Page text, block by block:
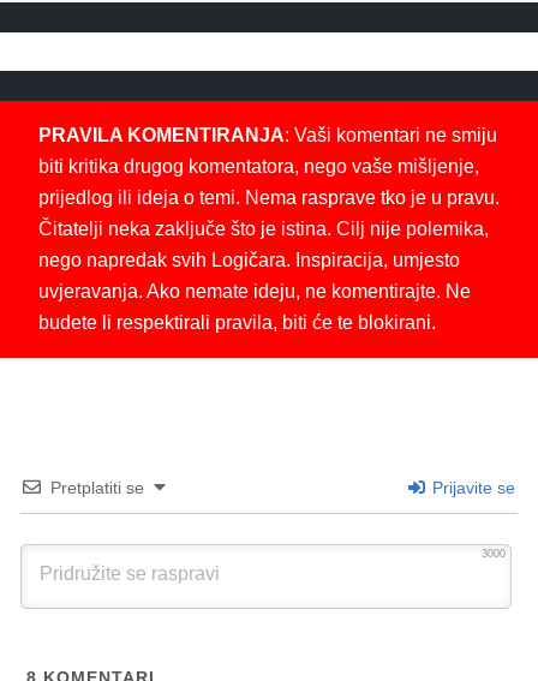
PRAVILA KOMENTIRANJA: Vaši komentari ne smiju
biti kritika drugog komentatora, nego vaše mišljenje,
prijedlog ili ideja o temi. Nema rasprave tko je u pravu.
Čitatelji neka zaključe što je istina. Cilj nije polemika,
nego napredak svih Logičara. Inspiracija, umjesto
uvjeravanja. Ako nemate ideju, ne komentirajte. Ne
budete li respektirali pravila, biti će te blokirani.
Pretplatiti se Prijavite se
3000